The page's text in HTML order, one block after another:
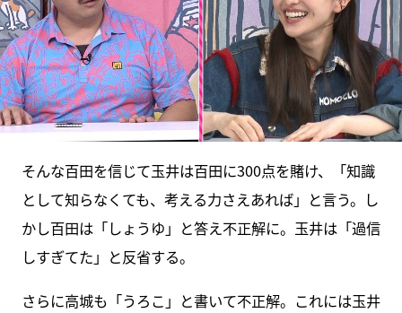
そんな百田を信じて玉井は百田に300点を賭け、「知識
として知らなくても、考える力さえあれば」と言う。し
かし百田は「しょうゆ」と答え不正解に。玉井は「過信
しすぎてた」と反省する。
さらに高城も「うろこ」と書いて不正解。これには玉井